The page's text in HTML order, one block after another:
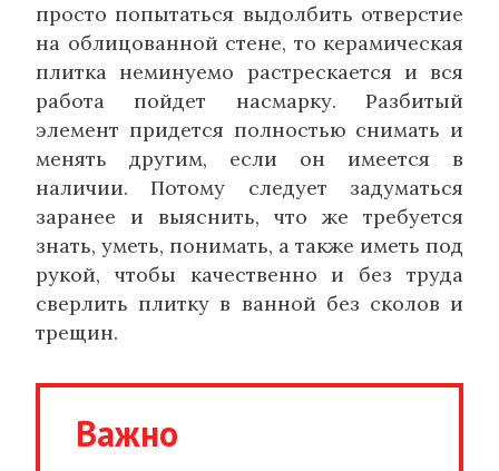
просто попытаться выдолбить отверстие
на облицованной стене, то керамическая
плитка неминуемо растрескается и вся
работа пойдет насмарку. Разбитый
элемент придется полностью снимать и
менять другим, если он имеется в
наличии. Потому следует задуматься
заранее и выяснить, что же требуется
знать, уметь, понимать, а также иметь под
рукой, чтобы качественно и без труда
сверлить плитку в ванной без сколов и
трещин.
Важно